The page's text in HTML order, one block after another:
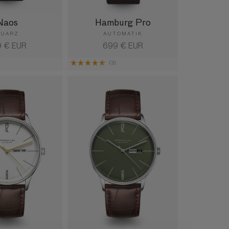
€ EUR
Hamburg Pro
AUTOMATIK
Normaler
699 € EUR
(3)